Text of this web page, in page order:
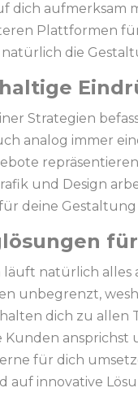
dich aufmerksam
Plattformen
die
Strategien
analog immer
und Design
deine
läuft natürlich
unbegrenzt,
dich zu
Kunden
für dich
auf innovative